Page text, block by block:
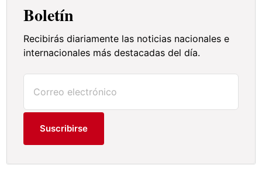
Boletín
Recibirás diariamente las noticias nacionales e
internacionales más destacadas del día.
Suscribirse